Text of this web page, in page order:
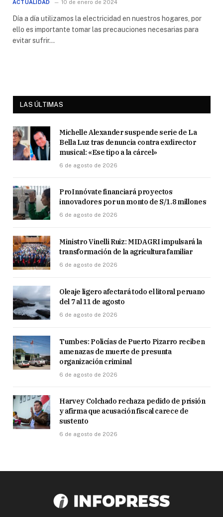
ACTUALIDAD 10 de enero de 2024
Día a día utilizamos la electricidad en nuestros hogares, por
ello es importante tomar las precauciones necesarias para
evitar sufrir…
LAS ÚLTIMAS
Michelle Alexander suspende serie de La
Bella Luz tras denuncia contra exdirector
musical: «Ese tipo a la cárcel»
6 de agosto de 2026
ProInnóvate financiará proyectos
innovadores por un monto de S/1.8 millones
6 de agosto de 2026
Ministro Vinelli Ruiz: MIDAGRI impulsará la
transformación de la agricultura familiar
6 de agosto de 2026
Oleaje ligero afectará todo el litoral peruano
del 7 al 11 de agosto
6 de agosto de 2026
Tumbes: Policías de Puerto Pizarro reciben
amenazas de muerte de presunta
organización criminal
6 de agosto de 2026
Harvey Colchado rechaza pedido de prisión
y afirma que acusación fiscal carece de
sustento
6 de agosto de 2026